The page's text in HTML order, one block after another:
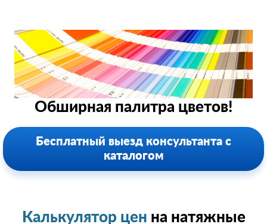
Обширная палитра цветов!
Бесплатный выезд консультанта с
каталогом
Калькулятор цен на натяжные